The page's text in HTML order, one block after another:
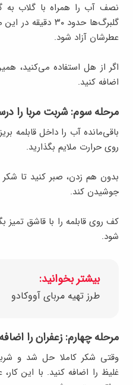
نصف آب را همراه با گلاب به
گلبرگ‌ها حدود ۳۰
عطرشان آزاد شود.
اگر از هل استفاده می‌کنید،
اضافه کنید.
مرحله سوم: شربت مربا را
باقی‌مانده آب را داخل قابلمه
روی حرارت ملایم بگذارید.
بدون هم زدن، صبر کنید تا
جوشیدن کند.
کف روی قابلمه را با قاشق تمیز
شود.
بیشتر بخوانید:
طرز تهیه مربای آووکادو
مرحله چهارم: زعفران را
وقتی شکر کاملا حل شد و
غلیظ را اضافه کنید. با این